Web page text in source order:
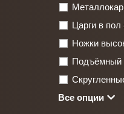
Царги в
Ножки
Подъёмный
Все опции